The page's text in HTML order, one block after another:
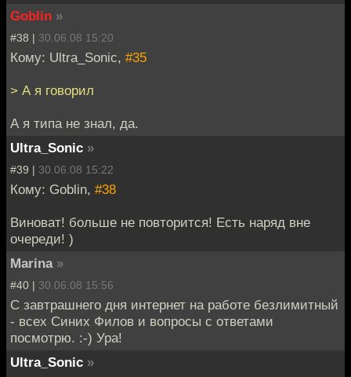
Goblin »
#38 | 30.06.08 15:20
Кому: Ultra_Sonic, #35
> А я говорил
А я типа не знал, да.
Ultra_Sonic »
#39 | 30.06.08 15:22
Кому: Goblin, #38
Виноват! больше не повторится! Есть наряд вне
очереди! )
Marina »
#40 | 30.06.08 15:56
С завтрашнего дня интернет на работе безлимитный
- всех Синих Филов и вопросы с ответами
посмотрю. :-) Ура!
Ultra_Sonic »